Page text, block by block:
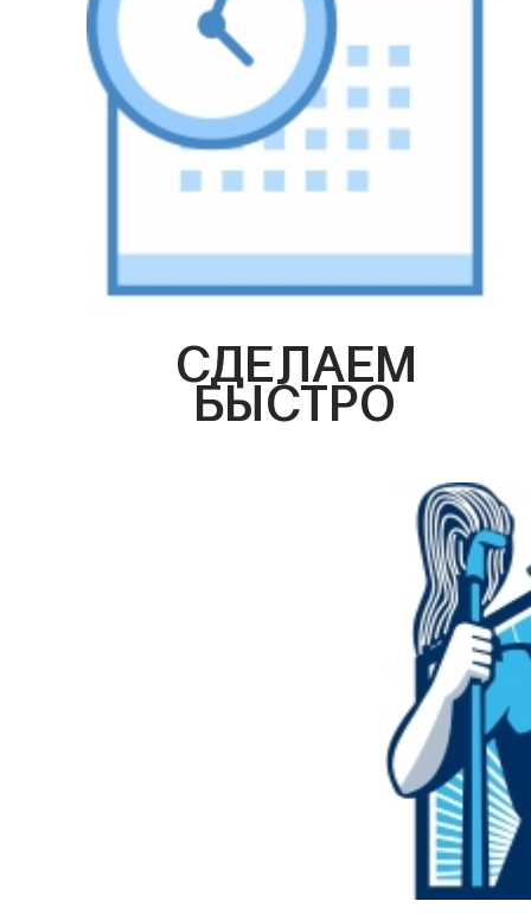
СДЕЛАЕМ
БЫСТРО